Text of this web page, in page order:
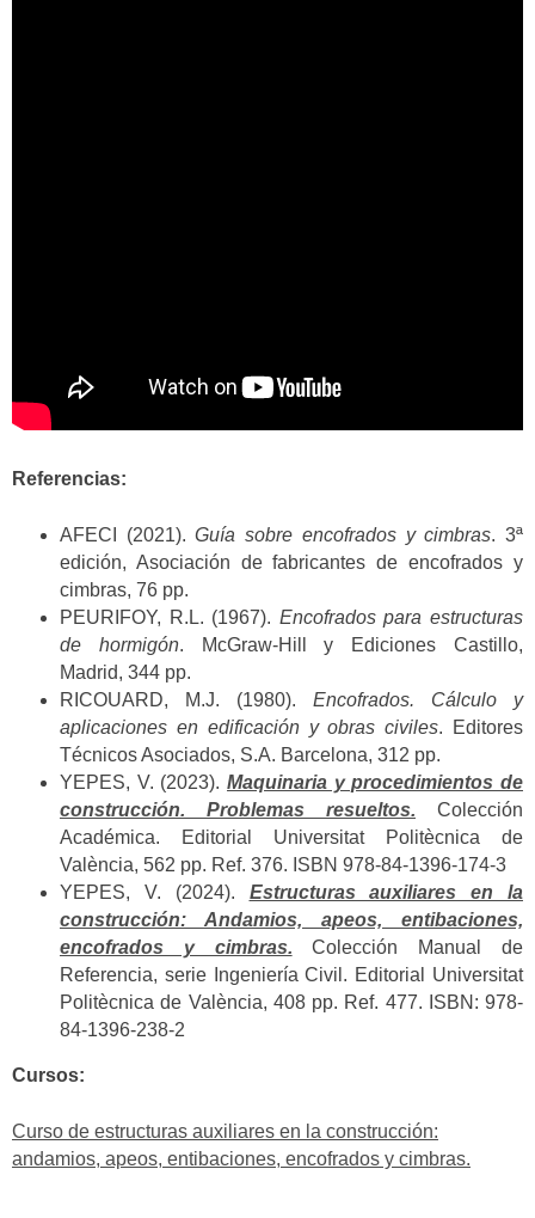
Referencias:
AFECI (2021).Guía sobre encofrados y cimbras. 3ª
edición, Asociación de fabricantes de encofrados y
cimbras, 76 pp.
PEURIFOY, R.L. (1967). Encofrados para estructuras
de hormigón. McGraw-Hill y Ediciones Castillo,
Madrid, 344 pp.
RICOUARD, M.J. (1980). Encofrados. Cálculo y
aplicaciones en edificación y obras civiles. Editores
Técnicos Asociados, S.A. Barcelona, 312 pp.
YEPES, V. (2023). Maquinaria y procedimientos de
construcción. Problemas resueltos. Colección
Académica. Editorial Universitat Politècnica de
València, 562 pp. Ref. 376. ISBN 978-84-1396-174-3
YEPES, V. (2024). Estructuras auxiliares en la
construcción: Andamios, apeos, entibaciones,
encofrados y cimbras. Colección Manual de
Referencia, serie Ingeniería Civil. Editorial Universitat
Politècnica de València, 408 pp. Ref. 477. ISBN: 978-
84-1396-238-2
Cursos:
Curso de estructuras auxiliares en la construcción:
andamios, apeos, entibaciones, encofrados y cimbras.